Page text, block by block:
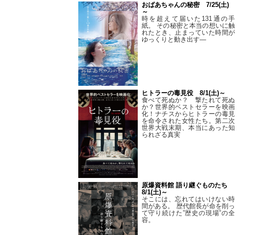
おばあちゃんの秘密 7/25(土)
～
時を超えて届いた131通の手
紙。 その秘密と本当の想いに触
れたとき、止まっていた時間が
ゆっくりと動き出す―
ヒトラーの毒見役 8/1(土)～
食べて死ぬか？ 撃たれて死ぬ
か？世界的ベストセラーを映画
化！ナチスからヒトラーの毒見
を命令された女性たち。第二次
世界大戦末期、本当にあった知
られざる真実
原爆資料館 語り継ぐものたち
8/1(土)～
そこには、忘れてはいけない時
間がある。 歴代館長が命を削っ
て守り続けた”歴史の現場”の全
容。